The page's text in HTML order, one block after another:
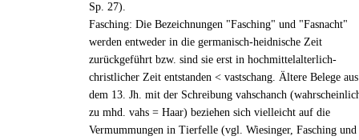
Sp. 27).
Fasching: Die Bezeichnungen "Fasching" und "Fasnacht"
werden entweder in die germanisch-heidnische Zeit
zurückgeführt bzw. sind sie erst in hochmittelalterlich-
christlicher Zeit entstanden < vastschang. Ältere Belege aus
dem 13. Jh. mit der Schreibung vahschanch
zu mhd. vahs = Haar) beziehen sich vielleicht auf die
Vermummungen in Tierfelle (vgl. Wiesinger, Fasching und